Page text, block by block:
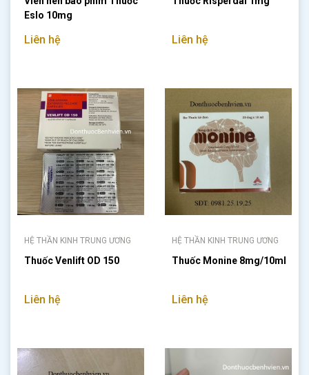
Eslo 10mg
Liên hệ Liên hệ
HỆ THẦN KINH TRUNG ƯƠNG
Thuốc Venlift OD 150
Liên hệ
HỆ THẦN KINH TRUNG ƯƠNG
Thuốc Monine 8mg/10ml
Liên hệ